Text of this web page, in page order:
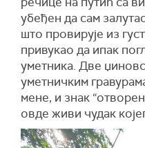
убеђен да сам
што провирује из
привукао да ипак
уметника. Две
уметничким
мене, и знак
овде живи чудак